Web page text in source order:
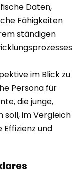
Daten,
Fähigkeiten
ständigen
im Blick zu
Persona für
die junge,
soll, im Vergleich
Effizienz und